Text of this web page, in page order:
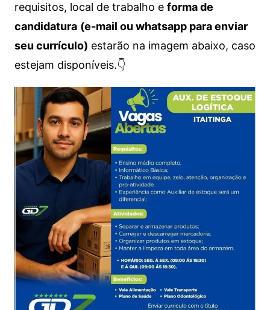
requisitos, local de trabalho e forma de
candidatura (e-mail ou whatsapp para enviar
seu currículo) estarão na imagem abaixo, caso
estejam disponíveis.👇